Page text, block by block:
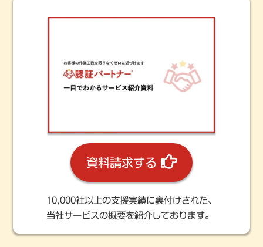
資料請求する
10,000社以上の支援実績に裏付けされた、
当社サービスの概要を紹介しております。